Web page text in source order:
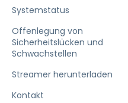
Systemstatus
Offenlegung von
Sicherheitslücken und
Schwachstellen
Streamer herunterladen
Kontakt